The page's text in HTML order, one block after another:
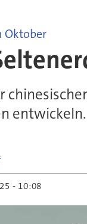
Oktober
entwickeln.
- 10:08